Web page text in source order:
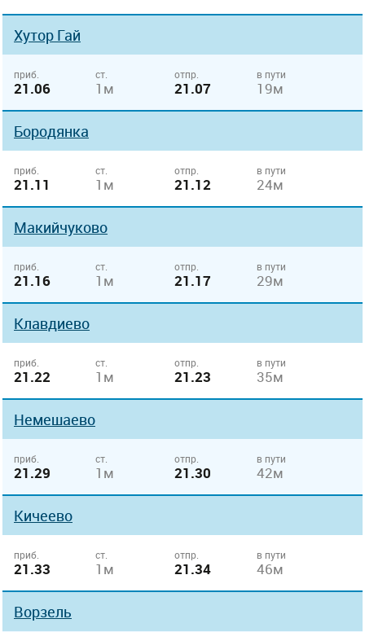
Хутор Гай
приб.
21.06
ст.
1м
отпр.
21.07
в пути
19м
Бородянка
приб.
21.11
ст.
1м
отпр.
21.12
в пути
24м
Макийчуково
приб.
21.16
ст.
1м
отпр.
21.17
в пути
29м
Клавдиево
приб.
21.22
ст.
1м
отпр.
21.23
в пути
35м
Немешаево
приб.
21.29
ст.
1м
отпр.
21.30
в пути
42м
Кичеево
приб.
21.33
ст.
1м
отпр.
21.34
в пути
46м
Ворзель